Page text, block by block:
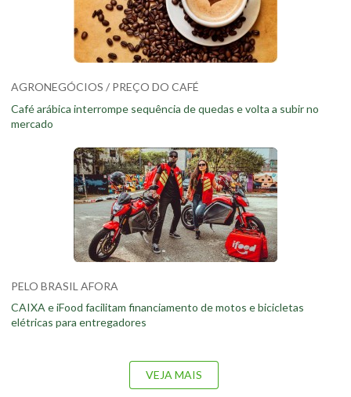
AGRONEGÓCIOS / PREÇO DO CAFÉ
Café arábica interrompe sequência de quedas e volta a subir no
mercado
PELO BRASIL AFORA
CAIXA e iFood facilitam financiamento de motos e bicicletas
elétricas para entregadores
VEJA MAIS